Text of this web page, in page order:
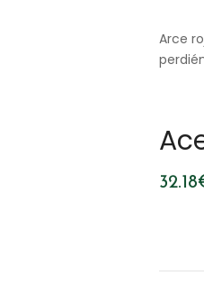
Arce
32.18